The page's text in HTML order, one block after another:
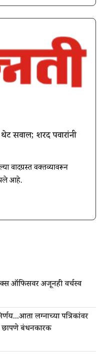
सवाल; शरद पवारांनी
वादग्रस्त वक्तव्यावरून
आहे.
ऑफिसवर अजूनही वर्चस्व
लग्नाच्या पत्रिकांवर
छापणे बंधनकारक